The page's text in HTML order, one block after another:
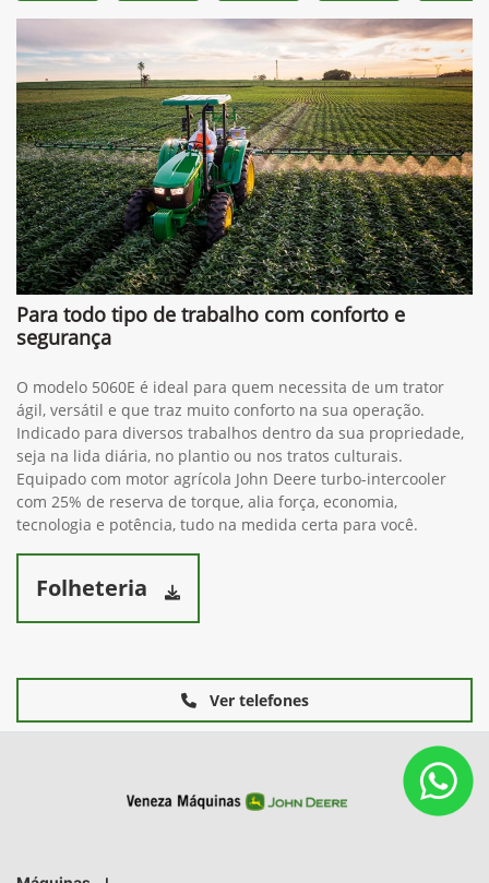
Para todo tipo de trabalho com conforto e
segurança
O modelo 5060E é ideal para quem necessita de um trator
ágil, versátil e que traz muito conforto na sua operação.
Indicado para diversos trabalhos dentro da sua propriedade,
seja na lida diária, no plantio ou nos tratos culturais.
Equipado com motor agrícola John Deere turbo-intercooler
com 25% de reserva de torque, alia força, economia,
tecnologia e potência, tudo na medida certa para você.
Folheteria
Ver telefones